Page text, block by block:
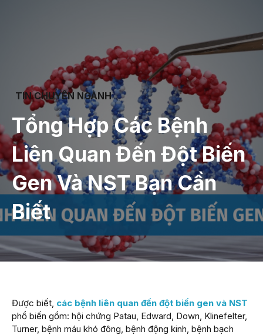
TIN CHUYÊN NGÀNH
Tổng Hợp Các Bệnh
Liên Quan Đến Đột Biến
Gen Và NST Bạn Cần
Biết
Được biết, các bệnh liên quan đến đột biến gen và NST
phổ biến gồm: hội chứng Patau, Edward, Down, Klinefelter,
Turner, bệnh máu khó đông, bệnh động kinh, bệnh bạch